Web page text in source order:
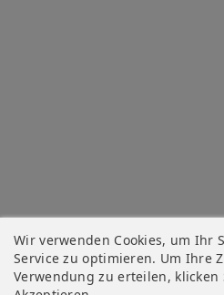
Wir verwenden Cookies, um Ihr
Service zu optimieren. Um Ihre
Verwendung zu erteilen, klicken